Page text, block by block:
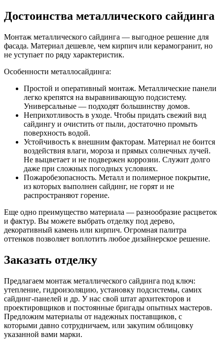
Достоинства металлического сайдинга
Монтаж металлического сайдинга — выгодное решение для
фасада. Материал дешевле, чем кирпич или керамогранит, но
не уступает по ряду характеристик.
Особенности металлосайдинга:
Простой и оперативный монтаж. Металлические панели
легко крепятся на выравнивающую подсистему.
Универсальные — подходят большинству домов.
Неприхотливость в уходе. Чтобы придать свежий вид
сайдингу и очистить от пыли, достаточно промыть
поверхность водой.
Устойчивость к внешним факторам. Материал не боится
воздействия влаги, мороза и прямых солнечных лучей.
Не выцветает и не подвержен коррозии. Служит долго
даже при сложных погодных условиях.
Пожаробезопасность. Металл и полимерное покрытие,
из которых выполнен сайдинг, не горят и не
распространяют горение.
Еще одно преимущество материала — разнообразие расцветок
и фактур. Вы можете выбрать отделку под дерево,
декоративный камень или кирпич. Огромная палитра
оттенков позволяет воплотить любое дизайнерское решение.
Заказать отделку
Предлагаем монтаж металлического сайдинга под ключ:
утепление, гидроизоляцию, установку подсистемы, самих
сайдинг-панелей и др. У нас свой штат архитекторов и
проектировщиков и постоянные бригады опытных мастеров.
Предложим материалы от надежных поставщиков, с
которыми давно сотрудничаем, или закупим облицовку
указанной вами марки.